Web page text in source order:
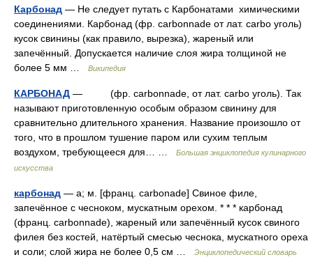
Карбонад — Не следует путать с Карбонатами химическими
соединениями. Карбонад (фр. carbonnade от лат. carbo уголь)
кусок свинины (как правило, вырезка), жареный или
запечённый. Допускается наличие слоя жира толщиной не
более 5 мм …
Википедия
КАРБОНАД — (фр. carbonnade, от лат. carbo уголь). Так
называют приготовленную особым образом свинину для
сравнительно длительного хранения. Название произошло от
того, что в прошлом тушение паром или сухим теплым
воздухом, требующееся для… …
Большая энциклопедия кулинарного
искусства
карбонад — а; м. [франц. carbonade] Свиное филе,
запечённое с чесноком, мускатным орехом. * * * карбонад
(франц. carbonnade), жареный или запечённый кусок свиного
филея без костей, натёртый смесью чеснока, мускатного ореха
и соли; слой жира не более 0,5 см …
Энциклопедический словарь